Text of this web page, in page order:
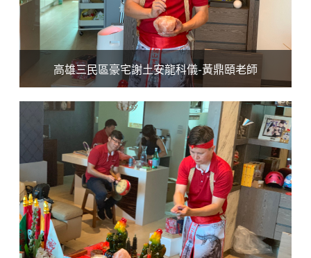
高雄三民區豪宅謝土安龍科儀-黃鼎頤老師